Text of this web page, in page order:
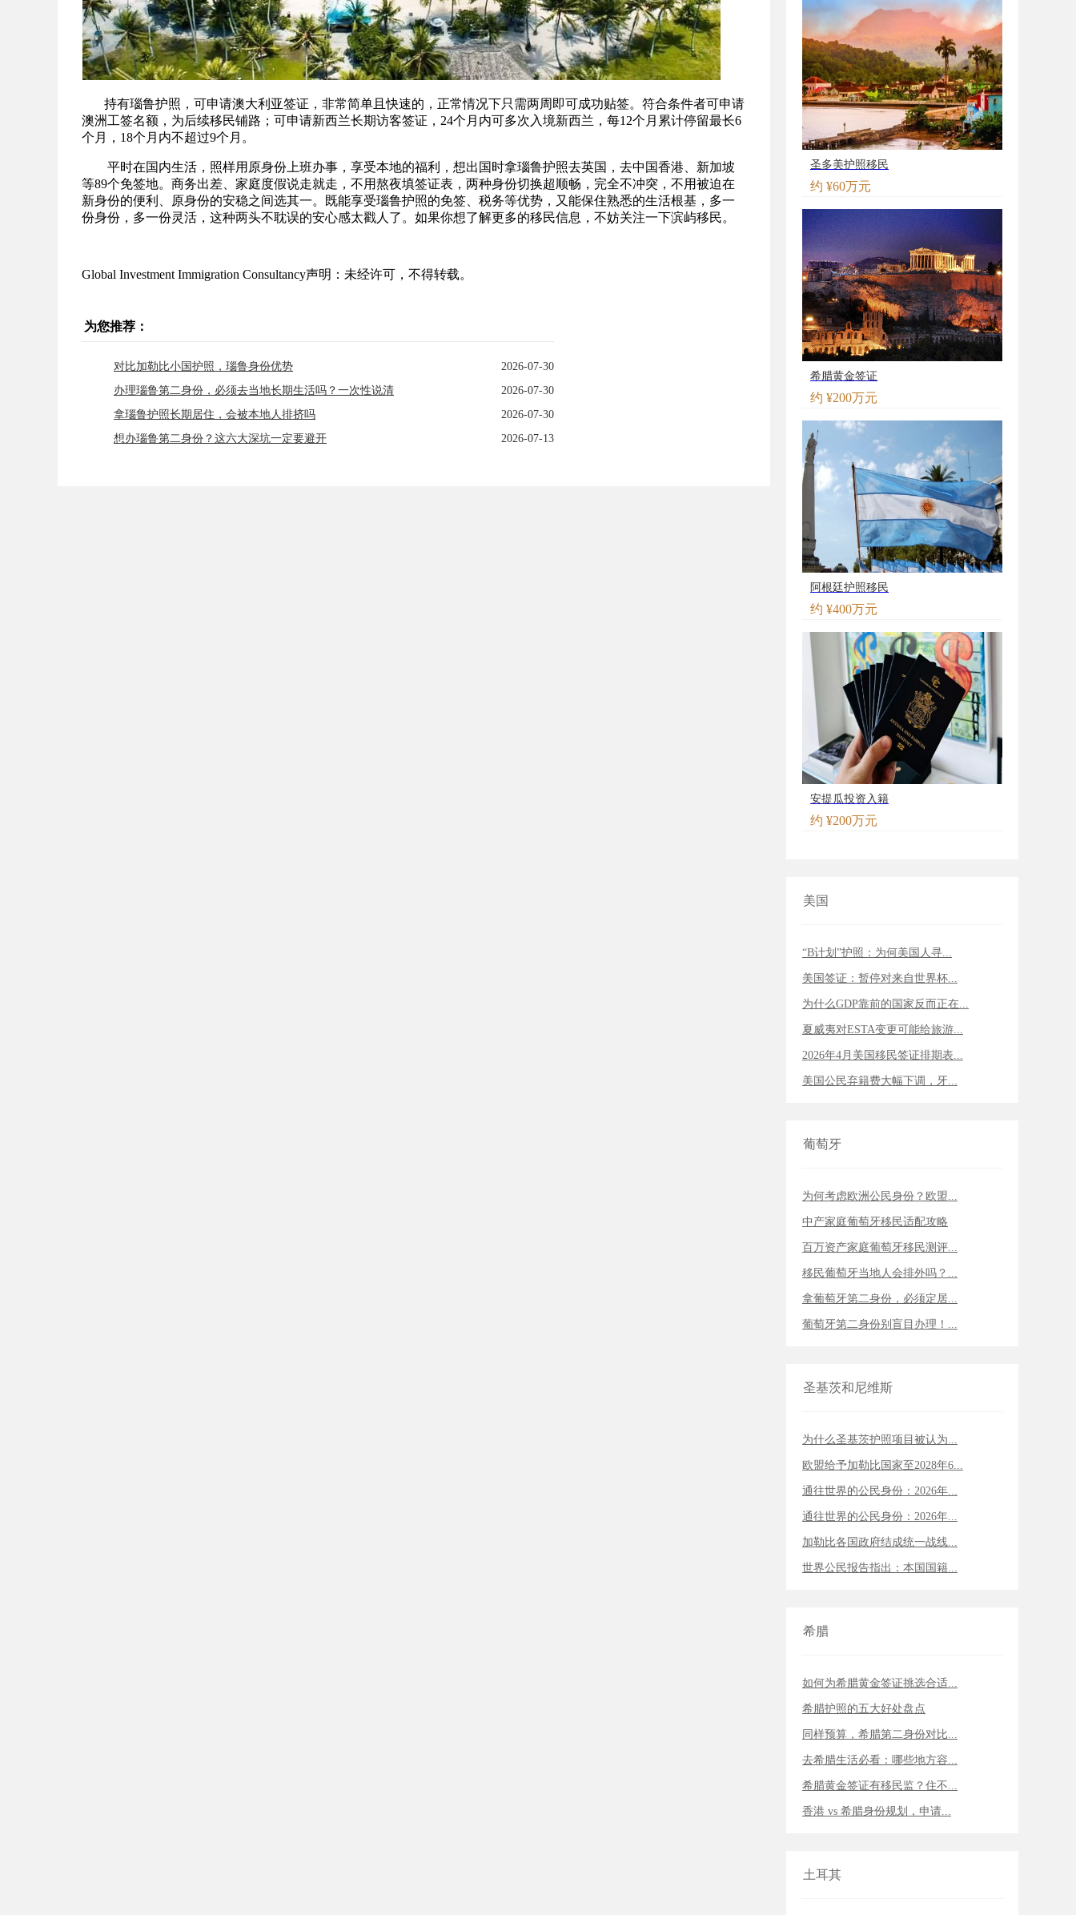
持有瑙鲁护照，可申请澳大利亚签证，非常简单且快速的，正常情况下只需两周即可成功贴签。符合条件者可申请
澳洲工签名额，为后续移民铺路；可申请新西兰长期访客签证，24个月内可多次入境新西兰，每12个月累计停留最长6
个月，18个月内不超过9个月。
平时在国内生活，照样用原身份上班办事，享受本地的福利，想出国时拿瑙鲁护照去英国，去中国香港、新加坡
等89个免签地。商务出差、家庭度假说走就走，不用熬夜填签证表，两种身份切换超顺畅，完全不冲突，不用被迫在
新身份的便利、原身份的安稳之间选其一。既能享受瑙鲁护照的免签、税务等优势，又能保住熟悉的生活根基，多一
份身份，多一份灵活，这种两头不耽误的安心感太戳人了。如果你想了解更多的移民信息，不妨关注一下滨屿移民。
Global Investment Immigration Consultancy声明：未经许可，不得转载。
为您推荐：
对比加勒比小国护照，瑙鲁身份优势
2026-07-30
办理瑙鲁第二身份，必须去当地长期生活吗？一次性说清
2026-07-30
拿瑙鲁护照长期居住，会被本地人排挤吗
2026-07-30
想办瑙鲁第二身份？这六大深坑一定要避开
2026-07-13
圣多美护照移民
约 ¥60万元
希腊黄金签证
约 ¥200万元
阿根廷护照移民
约 ¥400万元
安提瓜投资入籍
约 ¥200万元
美国
“B计划”护照：为何美国人寻...
美国签证：暂停对来自世界杯...
为什么GDP靠前的国家反而正在...
夏威夷对ESTA变更可能给旅游...
2026年4月美国移民签证排期表...
美国公民弃籍费大幅下调，牙...
葡萄牙
为何考虑欧洲公民身份？欧盟...
中产家庭葡萄牙移民适配攻略
百万资产家庭葡萄牙移民测评...
移民葡萄牙当地人会排外吗？...
拿葡萄牙第二身份，必须定居...
葡萄牙第二身份别盲目办理！...
圣基茨和尼维斯
为什么圣基茨护照项目被认为...
欧盟给予加勒比国家至2028年6...
通往世界的公民身份：2026年...
通往世界的公民身份：2026年...
加勒比各国政府结成统一战线...
世界公民报告指出：本国国籍...
希腊
如何为希腊黄金签证挑选合适...
希腊护照的五大好处盘点
同样预算，希腊第二身份对比...
去希腊生活必看：哪些地方容...
希腊黄金签证有移民监？住不...
香港 vs 希腊身份规划，申请...
土耳其